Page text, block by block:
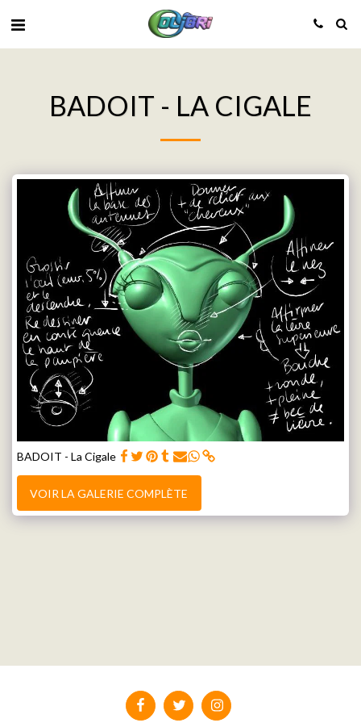
BADOIT - LA CIGALE
BADOIT - La Cigale
VOIR LA GALERIE COMPLÈTE